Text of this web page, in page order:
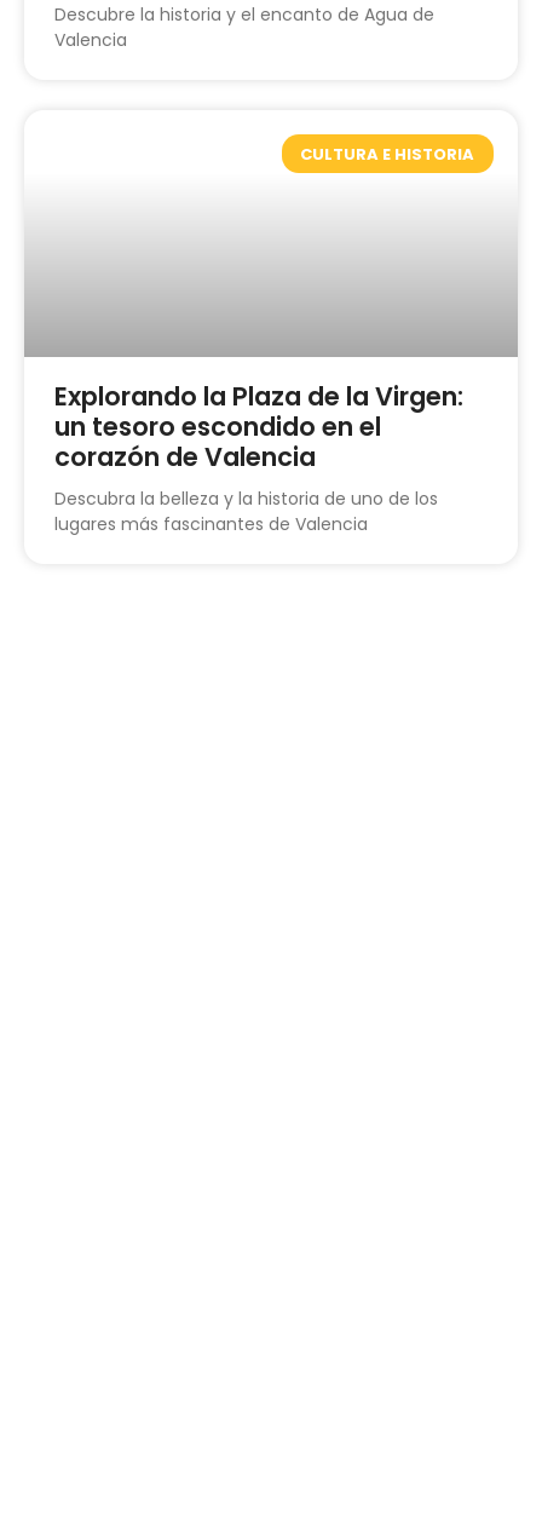
Descubre la historia y el encanto de Agua de
Valencia
CULTURA E HISTORIA
Explorando la Plaza de la Virgen:
un tesoro escondido en el
corazón de Valencia
Descubra la belleza y la historia de uno de los
lugares más fascinantes de Valencia